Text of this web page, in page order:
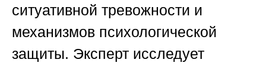
ситуативной тревожности и
механизмов психологической
защиты. Эксперт исследует